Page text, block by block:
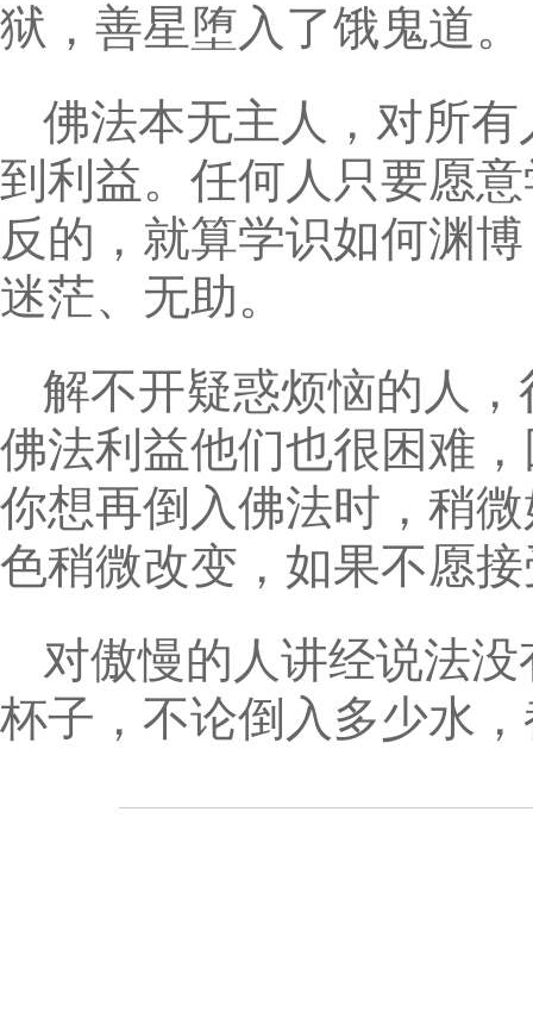
狱，善星堕入了饿鬼道。
佛法本无主人，对所
到利益。任何人只要愿
反的，就算学识如何渊
迷茫、无助。
解不开疑惑烦恼的人
佛法利益他们也很困难
你想再倒入佛法时，稍
色稍微改变，如果不愿
对傲慢的人讲经说法
杯子，不论倒入多少水